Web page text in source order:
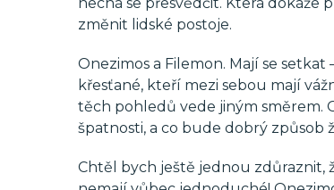
změnit lidské postoje.
Onezimos a Filemon. Mají se
křesťané, kteří mezi sebou mají
těch pohledů vede jiným směrem.
špatnosti, a co bude dobrý způsob
Chtěl bych ještě jednou zdůraznit,